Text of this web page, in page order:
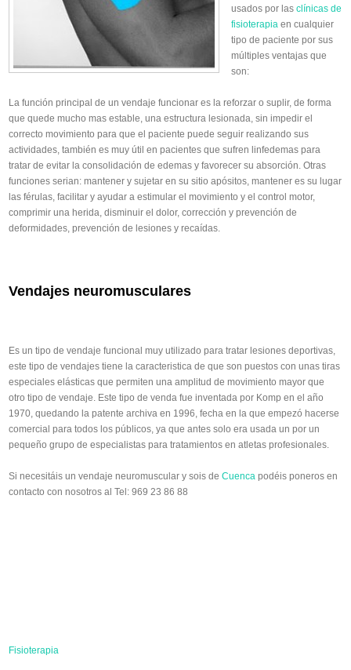
usados por lasclínicas de
fisioterapia en cualquier
tipo de paciente por sus
múltiples ventajas que
son:
La función principal de un vendaje funcionar es la reforzar o suplir, de forma
que quede mucho mas estable, una estructura lesionada, sin impedir el
correcto movimiento para que el paciente puede seguir realizando sus
actividades, también es muy útil en pacientes que sufren linfedemas para
tratar de evitar la consolidación de edemas y favorecer su absorción. Otras
funciones serian: mantener y sujetar en su sitio apósitos, mantener es su lugar
las férulas, facilitar y ayudar a estimular el movimiento y el control motor,
comprimir una herida, disminuir el dolor, corrección y prevención de
deformidades, prevención de lesiones y recaídas.
Vendajes neuromusculares
Es un tipo de vendaje funcional muy utilizado para tratar lesiones deportivas,
este tipo de vendajes tiene la caracteristica de que son puestos con unas tiras
especiales elásticas que permiten una amplitud de movimiento mayor que
otro tipo de vendaje. Este tipo de venda fue inventada por Komp en el año
1970, quedando la patente archiva en 1996, fecha en la que empezó hacerse
comercial para todos los públicos, ya que antes solo era usada un por un
pequeño grupo de especialistas para tratamientos en atletas profesionales.
Si necesitáis un vendaje neuromuscular y sois deCuenca podéis poneros en
contacto con nosotros al Tel: 969 23 86 88
Fisioterapia